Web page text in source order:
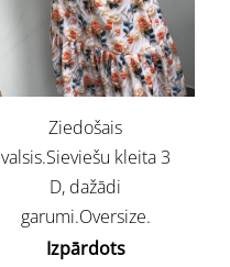
Ziedošais
valsis.Sieviešu kleita 3
D, dažādi
garumi.Oversize.
Izpārdots